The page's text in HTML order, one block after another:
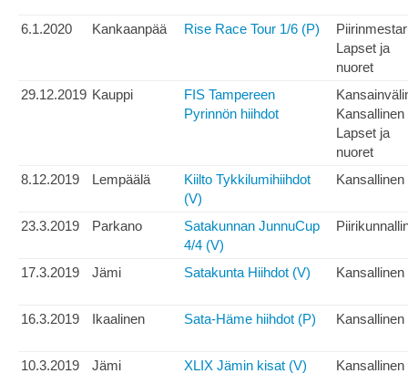
6.1.2020 Kankaanpää Rise Race Tour 1/6 (P)
Lapset ja
nuoret
29.12.2019 Kauppi
FIS Tampereen
Pyrinnön hiihdot
Kansallinen
Lapset ja
nuoret
8.12.2019
Lempäälä
Kiilto Tykkilumihiihdot
(V)
Kansallinen
23.3.2019 Parkano
Satakunnan JunnuCup
4/4 (V)
17.3.2019 Jämi Satakunta Hiihdot (V) Kansallinen
16.3.2019 Ikaalinen Sata-Häme hiihdot (P) Kansallinen
10.3.2019 Jämi XLIX Jämin kisat (V) Kansallinen